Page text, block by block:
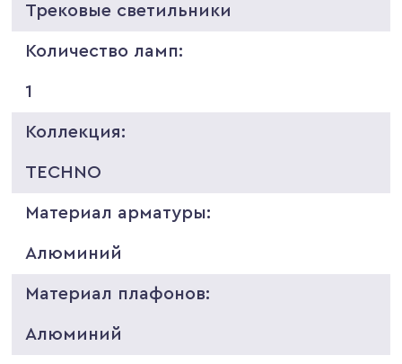
Трековые светильники
Количество ламп:
1
Коллекция:
TECHNO
Материал арматуры:
Алюминий
Материал плафонов:
Алюминий